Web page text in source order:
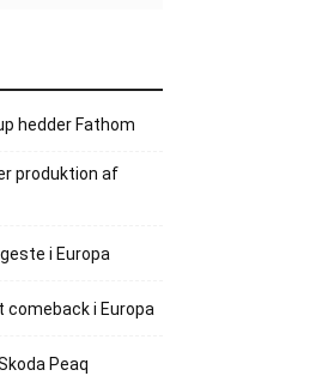
hedder Fathom
produktion af
i Europa
comeback i Europa
Peaq